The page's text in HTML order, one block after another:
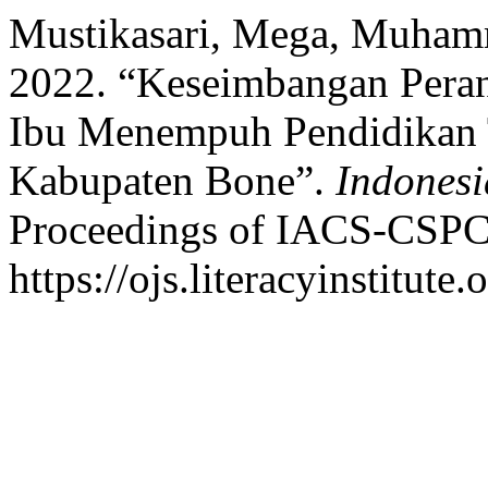
Mustikasari, Mega,
2022. “Keseimbangan
Ibu Menempuh
Kabupaten Bone”.
Proceedings of IACS-
https://